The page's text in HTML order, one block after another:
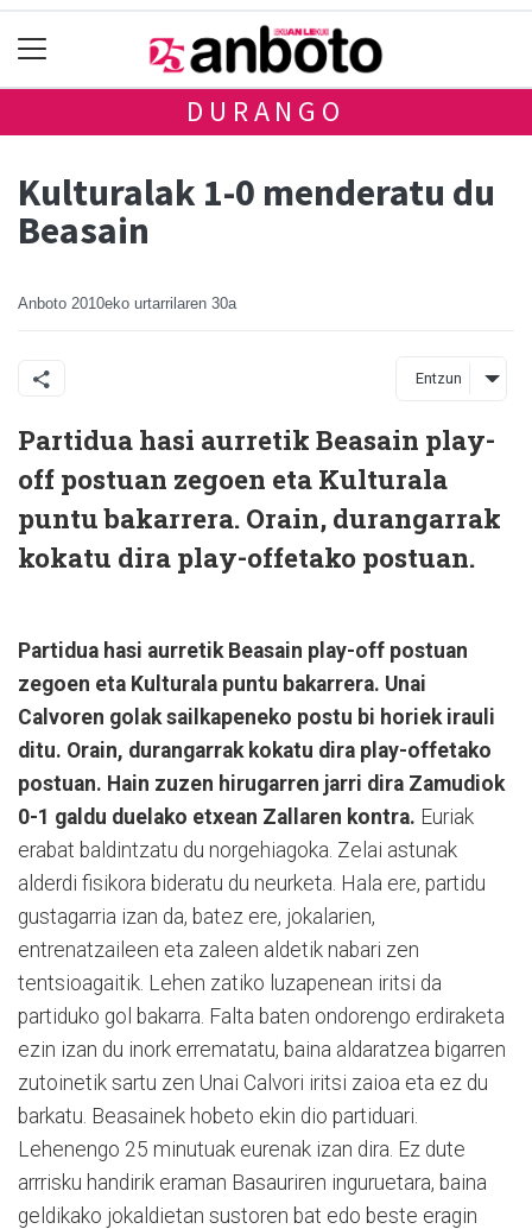
DURANGO
Kulturalak 1-0 menderatu du
Beasain
Anboto 2010eko urtarrilaren 30a
Entzun
Partidua hasi aurretik Beasain play-
off postuan zegoen eta Kulturala
puntu bakarrera. Orain, durangarrak
kokatu dira play-offetako postuan.
Partidua hasi aurretik Beasain play-off postuan
zegoen eta Kulturala puntu bakarrera. Unai
Calvoren golak sailkapeneko postu bi horiek irauli
ditu. Orain, durangarrak kokatu dira play-offetako
postuan. Hain zuzen hirugarren jarri dira Zamudiok
0-1 galdu duelako etxean Zallaren kontra. Euriak
erabat baldintzatu du norgehiagoka. Zelai astunak
alderdi fisikora bideratu du neurketa. Hala ere, partidu
gustagarria izan da, batez ere, jokalarien,
entrenatzaileen eta zaleen aldetik nabari zen
tentsioagaitik. Lehen zatiko luzapenean iritsi da
partiduko gol bakarra. Falta baten ondorengo erdiraketa
ezin izan du inork errematatu, baina aldaratzea bigarren
zutoinetik sartu zen Unai Calvori iritsi zaioa eta ez du
barkatu. Beasainek hobeto ekin dio partiduari.
Lehenengo 25 minutuak eurenak izan dira. Ez dute
arrrisku handirik eraman Basauriren inguruetara, baina
geldikako jokaldietan sustoren bat edo beste eragin